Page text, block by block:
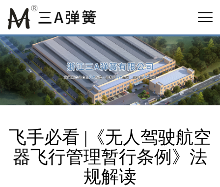
飞手必看 |《无人驾驶航空
器飞行管理暂行条例》法
规解读